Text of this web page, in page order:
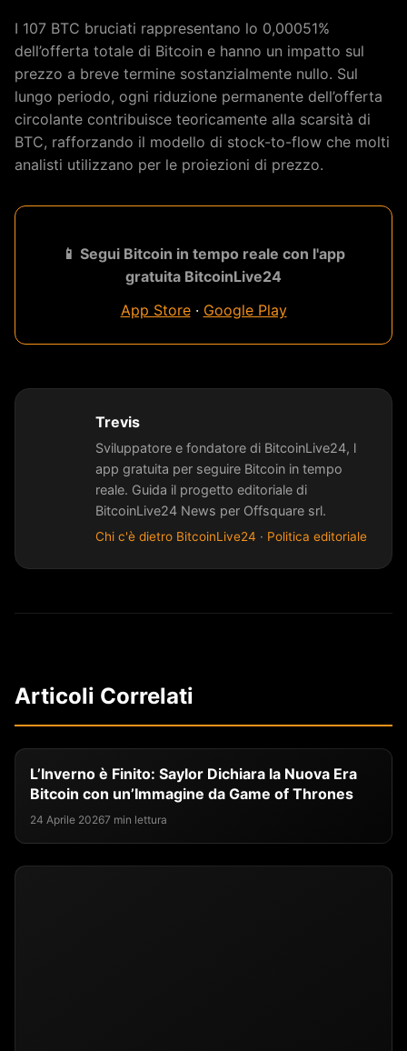
I 107 BTC bruciati rappresentano lo 0,00051%
dell’offerta totale di Bitcoin e hanno un impatto sul
prezzo a breve termine sostanzialmente nullo. Sul
lungo periodo, ogni riduzione permanente dell’offerta
circolante contribuisce teoricamente alla scarsità di
BTC, rafforzando il modello di stock-to-flow che molti
analisti utilizzano per le proiezioni di prezzo.
📱 Segui Bitcoin in tempo reale con l'app
gratuita BitcoinLive24
App Store· Google Play
Trevis
Sviluppatore e fondatore di BitcoinLive24, l
app gratuita per seguire Bitcoin in tempo
reale. Guida il progetto editoriale di
BitcoinLive24 News per Offsquare srl.
Chi c'è dietro BitcoinLive24 · Politica editoriale
Articoli Correlati
L’Inverno è Finito: Saylor Dichiara la Nuova Era
Bitcoin con un’Immagine da Game of Thrones
24 Aprile 20267 min lettura